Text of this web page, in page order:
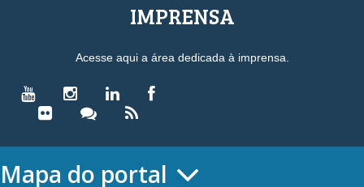
IMPRENSA
Acesse aqui a área dedicada à imprensa.
Mapa do portal